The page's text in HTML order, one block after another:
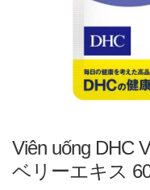
Viên uống DHC
ベリーエキス